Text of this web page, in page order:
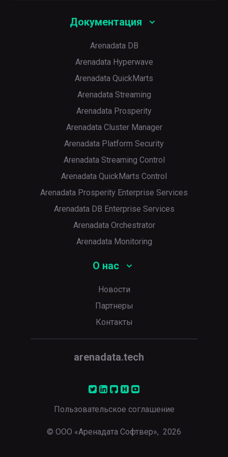
Документация
Arenadata DB
Arenadata Hyperwave
Arenadata QuickMarts
Arenadata Streaming
Arenadata Prosperity
Arenadata Cluster Manager
Arenadata Platform Security
Arenadata Streaming Control
Arenadata QuickMarts Control
Arenadata Prosperity Enterprise Services
Arenadata DB Enterprise Services
Arenadata Orchestrator
Arenadata Monitoring
О нас
Новости
Партнеры
Контакты
arenadata.tech
© ООО «Аренадата Софтвер», 2026
Пользовательское соглашение